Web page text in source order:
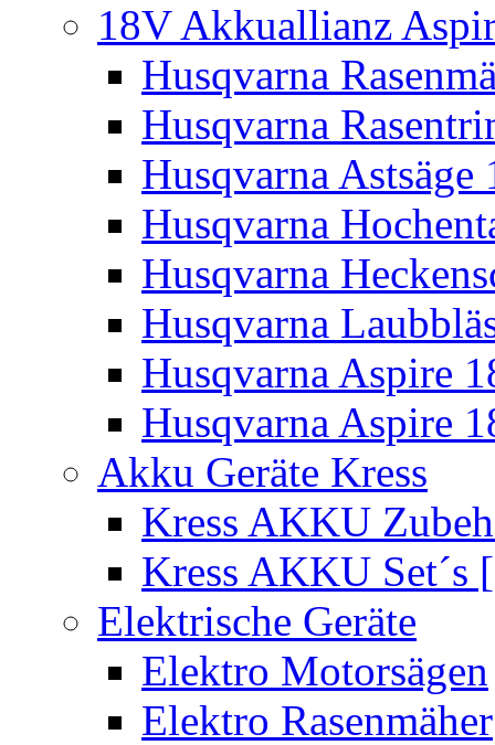
18V Akkuallianz
Husqvarna
Husqvarna
Husqvarna
Husqvarna
Husqvarna
Husqvarna
Husqvarna Aspire
Husqvarna Aspire
Akku Geräte Kress
Kress AKKU
Kress AKKU Set´s
Elektrische Geräte
Elektro Motorsägen
Elektro Rasenmäher